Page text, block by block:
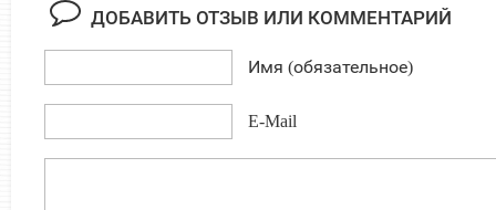
ДОБАВИТЬ ОТЗЫВ ИЛИ КОММЕНТАРИЙ
Имя (обязательное)
E-Mail